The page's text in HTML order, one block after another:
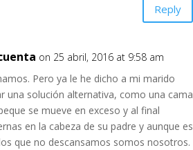
Reply
on 25 abril, 2016 at 9:58 am
Pero ya le he dicho a mi marido
una solución alternativa, como una cama
se mueve en exceso y al final
en la cabeza de su padre y aunque es
que no descansamos somos nosotros.